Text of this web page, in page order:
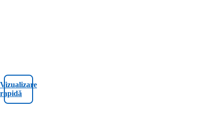
Vizualizare
rapidă